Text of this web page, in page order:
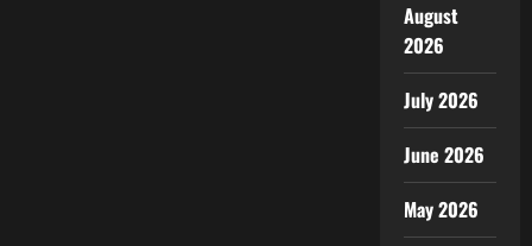
August
2026
July 2026
June 2026
May 2026